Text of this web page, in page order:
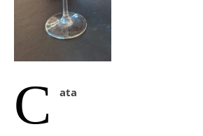
C ata